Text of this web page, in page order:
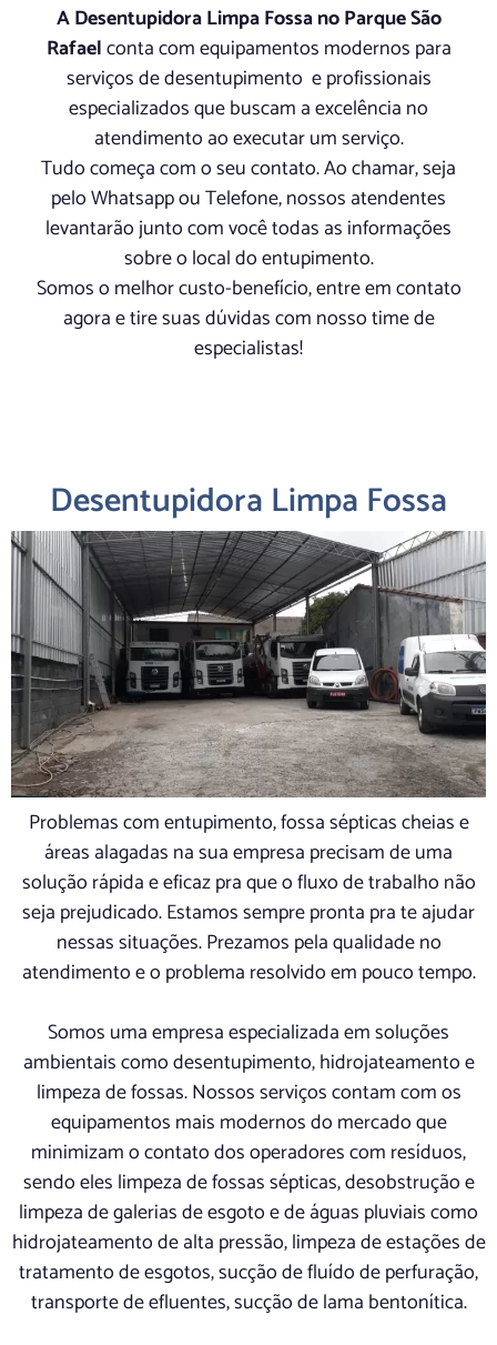
A Desentupidora Limpa Fossa no Parque São
Rafaelconta com equipamentos modernos para
serviços de desentupimento e profissionais
especializados que buscam a excelência no
atendimento ao executar um serviço.
Tudo começa com o seu contato. Ao chamar, seja
pelo Whatsapp ou Telefone, nossos atendentes
levantarão junto com você todas as informações
sobre o local do entupimento.
Somos o melhor custo-benefício, entre em contato
agora e tire suas dúvidas com nosso time de
especialistas!
Desentupidora Limpa Fossa
Problemas com entupimento, fossa sépticas cheias e
áreas alagadas na sua empresa precisam de uma
solução rápida e eficaz pra que o fluxo de trabalho não
seja prejudicado. Estamos sempre pronta pra te ajudar
nessas situações. Prezamos pela qualidade no
atendimento e o problema resolvido em pouco tempo.
Somos uma empresa especializada em soluções
ambientais como desentupimento, hidrojateamento e
limpeza de fossas. Nossos serviços contam com os
equipamentos mais modernos do mercado que
minimizam o contato dos operadores com resíduos,
sendo eles limpeza de fossas sépticas, desobstrução e
limpeza de galerias de esgoto e de águas pluviais como
hidrojateamento de alta pressão, limpeza de estações de
tratamento de esgotos, sucção de fluído de perfuração,
transporte de efluentes, sucção de lama bentonítica.